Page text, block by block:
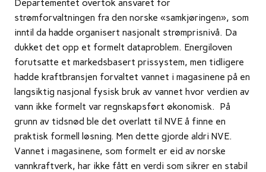
Departementet overtok ansvaret for
strømforvaltningen fra den norske «samkjøringen», som
inntil da hadde organisert nasjonalt strømprisnivå. Da
dukket det opp et formelt dataproblem. Energiloven
forutsatte et markedsbasert prissystem, men tidligere
hadde kraftbransjen forvaltet vannet i magasinene på en
langsiktig nasjonal fysisk bruk av vannet hvor verdien av
vann ikke formelt var regnskapsført økonomisk. På
grunn av tidsnød ble det overlatt til NVE å finne en
praktisk formell løsning. Men dette gjorde aldri NVE.
Vannet i magasinene, som formelt er eid av norske
vannkraftverk, har ikke fått en verdi som sikrer en stabil